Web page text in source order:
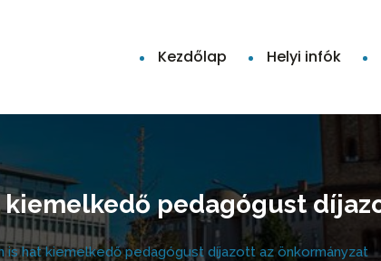
Kezdőlap Helyi infók
pedagógust
is hat kiemelkedő pedagógust díjazott az önkormányzat